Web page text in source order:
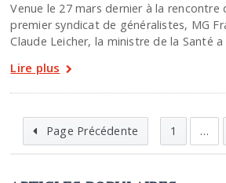
Venue le 27 mars dernier à la rencontre
premier syndicat de généralistes, MG
Claude Leicher, la ministre de la Santé
Lire plus
Page Précédente 1 …